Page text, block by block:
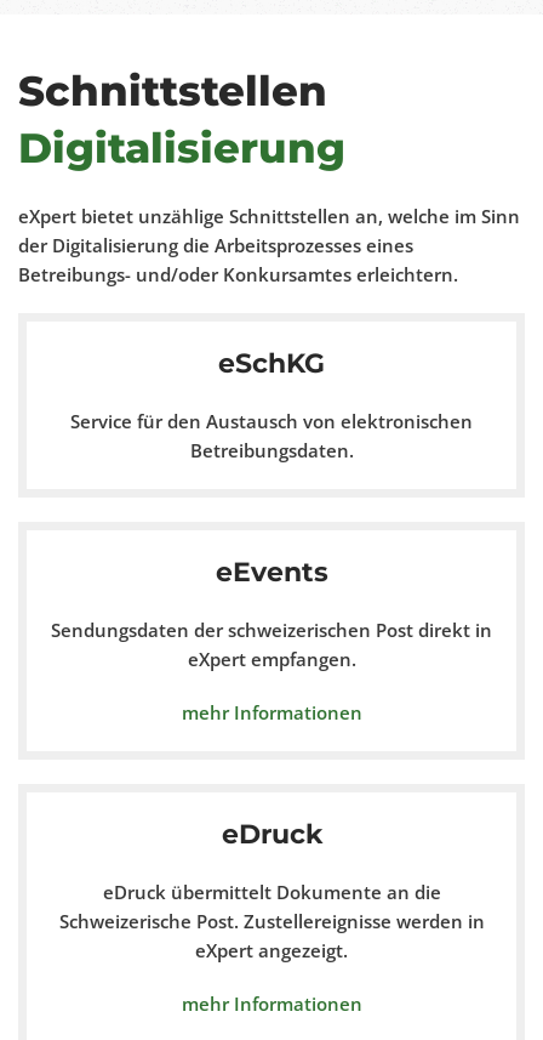
Schnittstellen
Digitalisierung
eXpert bietet unzählige Schnittstellen an, welche im Sinn
der Digitalisierung die Arbeitsprozesses eines
Betreibungs- und/oder Konkursamtes erleichtern.
eSchKG
Service für den Austausch von elektronischen
Betreibungsdaten.
eEvents
Sendungsdaten der schweizerischen Post direkt in
eXpert empfangen.
mehr Informationen
eDruck
eDruck übermittelt Dokumente an die
Schweizerische Post. Zustellereignisse werden in
eXpert angezeigt.
mehr Informationen